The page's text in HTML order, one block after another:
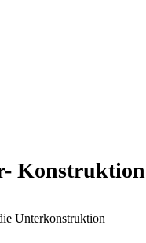
Konstruktion
Unterkonstruktion